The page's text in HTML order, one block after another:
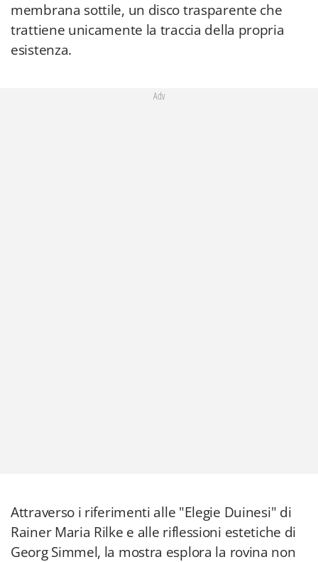
membrana sottile, un disco trasparente che
trattiene unicamente la traccia della propria
esistenza.
Adv
Attraverso i riferimenti alle "Elegie Duinesi" di
Rainer Maria Rilke e alle riflessioni estetiche di
Georg Simmel, la mostra esplora la rovina non